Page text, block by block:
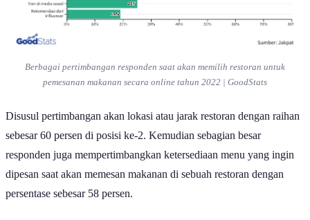
Berbagai pertimbangan responden saat akan memilih restoran untuk
pemesanan makanan secara online tahun 2022 | GoodStats
Disusul pertimbangan akan lokasi atau jarak restoran dengan raihan
sebesar 60 persen di posisi ke-2. Kemudian sebagian besar
responden juga mempertimbangkan ketersediaan menu yang ingin
dipesan saat akan memesan makanan di sebuah restoran dengan
persentase sebesar 58 persen.